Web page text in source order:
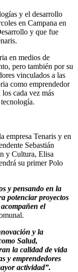
y el desarrollo
en Campana en
y que fue
en medios de
pero también por su
vinculados a las
como emprendedor
cada vez más
empresa Tenaris y en
Sebastián
y Cultura, Elisa
su primer Polo
y pensando en la
potenciar proyectos
el
y la
Salud,
la calidad de vida
y emprendedores
actividad”.